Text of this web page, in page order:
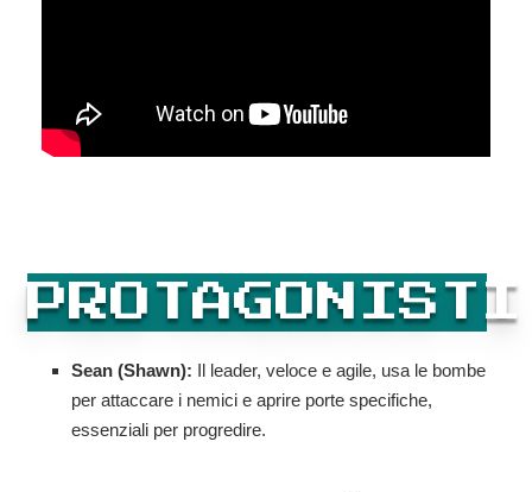
PROTAGONISTI
Sean (Shawn): Il leader, veloce e agile, usa le bombe
per attaccare i nemici e aprire porte specifiche,
essenziali per progredire.